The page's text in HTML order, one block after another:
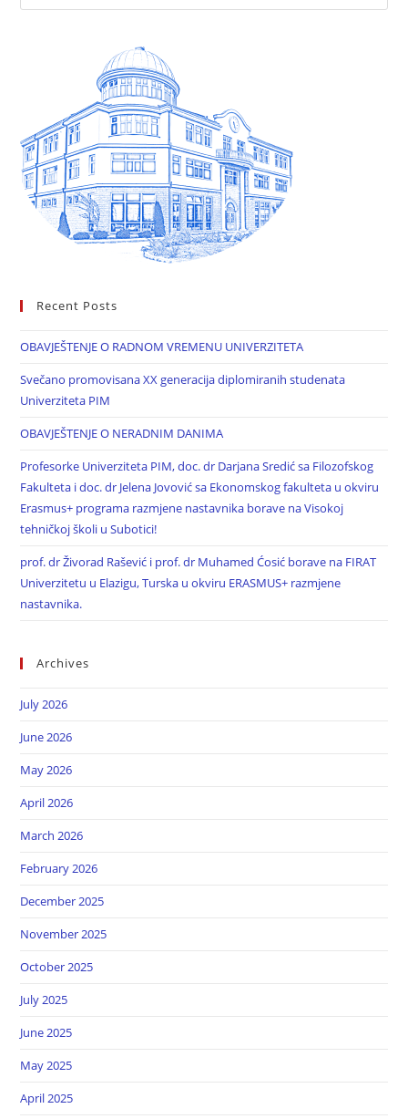
Recent Posts
OBAVJEŠTENJE O RADNOM VREMENU UNIVERZITETA
Svečano promovisana XX generacija diplomiranih studenata
Univerziteta PIM
OBAVJEŠTENJE O NERADNIM DANIMA
Profesorke Univerziteta PIM, doc. dr Darjana Sredić sa Filozofskog
Fakulteta i doc. dr Jelena Jovović sa Ekonomskog fakulteta u okviru
Erasmus+ programa razmjene nastavnika borave na Visokoj
tehničkoj školi u Subotici!
prof. dr Živorad Rašević i prof. dr Muhamed Ćosić borave na FIRAT
Univerzitetu u Elazigu, Turska u okviru ERASMUS+ razmjene
nastavnika.
Archives
July 2026
June 2026
May 2026
April 2026
March 2026
February 2026
December 2025
November 2025
October 2025
July 2025
June 2025
May 2025
April 2025